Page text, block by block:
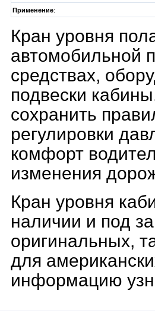
Применение:
Кран уровня
автомобильной
средствах,
подвески
сохранить
регулировки
комфорт
изменения
Кран уровня
наличии и под
оригинальных,
для
информацию